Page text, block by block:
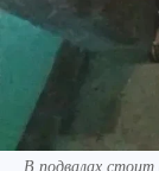
В подвалах стоит